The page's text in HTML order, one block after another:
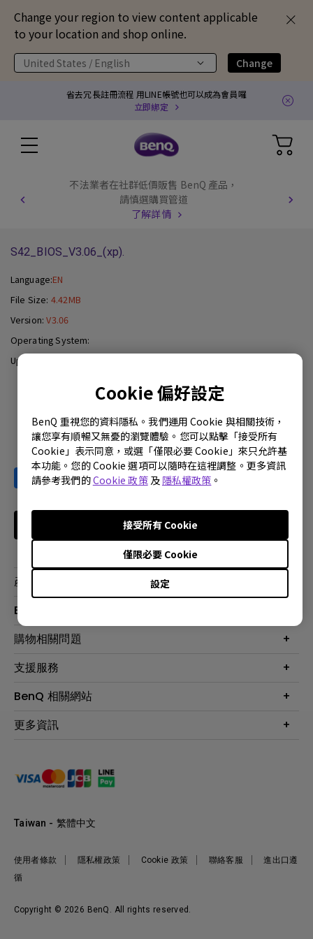
Change your region to view content applicable
to your location and shop online.
United States / English Change
Cookie 偏好設定
BenQ 重視您的資料隱私。我們運用 Cookie 與相關技術，
讓您享有順暢又無憂的瀏覽體驗。您可以點擊「接受所有
Cookie」表示同意，或選「僅限必要 Cookie」來只允許基
本功能。您的 Cookie 選項可以隨時在這裡調整。更多資訊
請參考我們的Cookie 政策及 隱私權政策 。
設定
僅限必要 Cookie
接受所有 Cookie
省去冗長註冊流程 用LINE帳號也可以成為會員囉
立即綁定
不法業者在社群低價販售 BenQ 產品，
請慎選購買管道
了解詳情
S42_BIOS_V3.06_(xp).
Language:EN
File Size:4.42MB
Version:V3.06
Operating System:
Update:
Download
產品
顯示器
投影機
智慧照明
專業拍物視訊鏡頭
BenQ 商店
最新產品與活動
尋找銷售據點
會員綁定LINE教學
購物相關問題
第一次購物就上手
延長保固購買
贈品兌換網站首頁
支援服務
服務公告
保固條例
手冊與軟體下載
產品常見問題
BenQ 相關網站
專業商用解決方案
BenQ 大娛樂家
更多資訊
永續發展
產品碳足跡報告
明基基金會
Copyright © 2026 BenQ. All rights reserved.
使用者條款 隱私權政策 Cookie 政策 聯絡客服
進出口遵
循
Taiwan - 繁體中文